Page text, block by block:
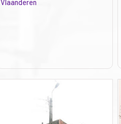
Vlaanderen